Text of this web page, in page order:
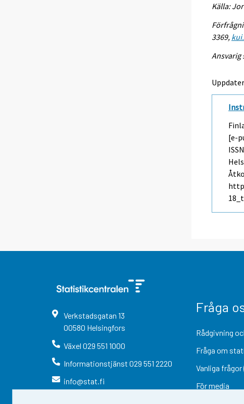
Källa:
3369,
[e-
Verkstadsgatan 13
00580 Helsingfors
Växel 029 551 1000
Informationstjänst 029 551 2220
info@stat.fi
Fråga
Rådgivning
Fråga om
Vanliga frågor
För media